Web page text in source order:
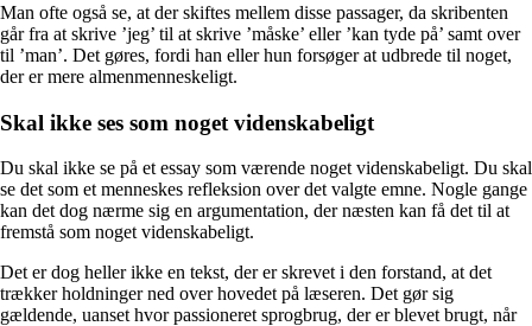
Man ofte også se, at der skiftes mellem disse passager, da skribenten
går fra at skrive ’jeg’ til at skrive ’måske’ eller ’kan tyde på’ samt over
til ’man’. Det gøres, fordi han eller hun forsøger at udbrede til noget,
der er mere almenmenneskeligt.
Skal ikke ses som noget videnskabeligt
Du skal ikke se på et essay som værende noget videnskabeligt. Du skal
se det som et menneskes refleksion over det valgte emne. Nogle gange
kan det dog nærme sig en argumentation, der næsten kan få det til at
fremstå som noget videnskabeligt.
Det er dog heller ikke en tekst, der er skrevet i den forstand, at det
trækker holdninger ned over hovedet på læseren. Det gør sig
gældende, uanset hvor passioneret sprogbrug, der er blevet brugt, når